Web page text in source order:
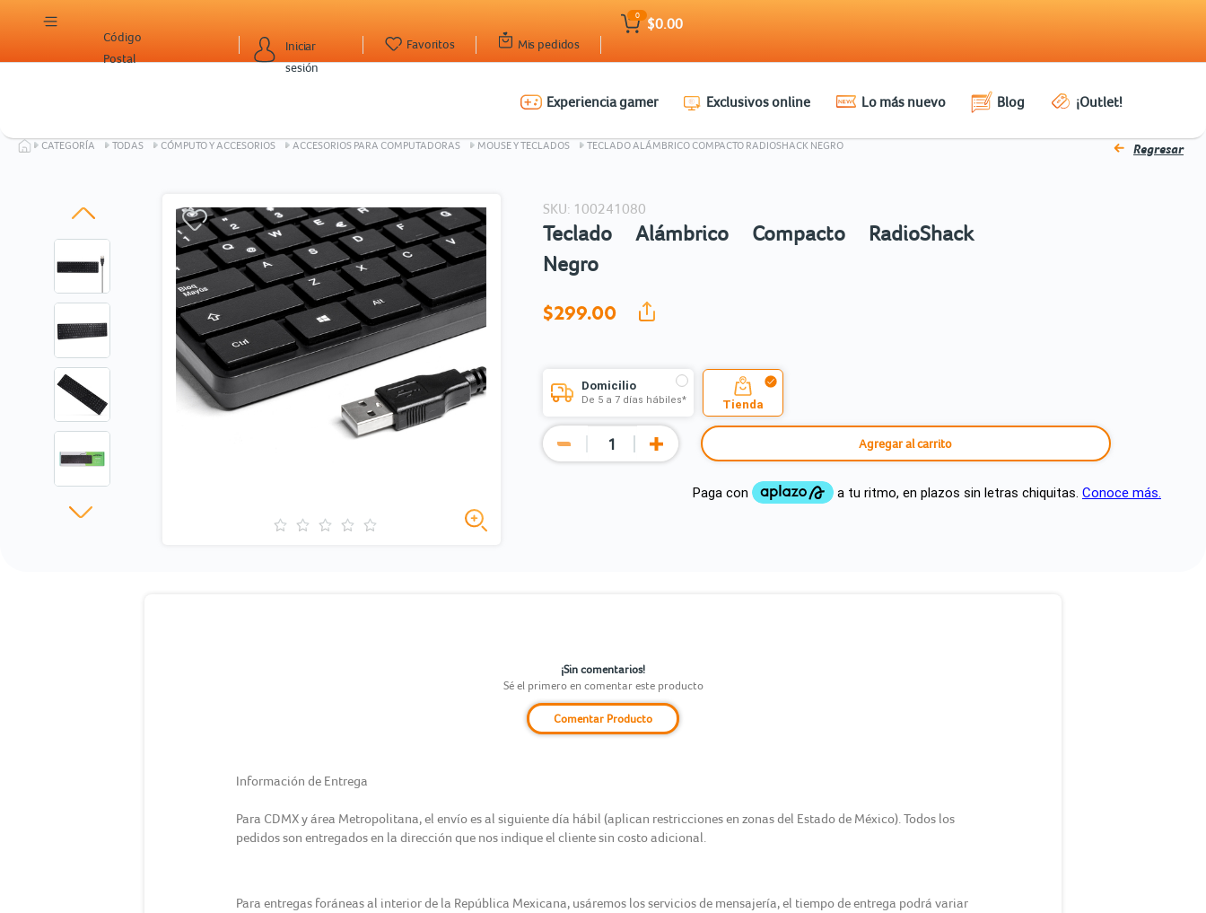
Iniciar
sesión
Código
Postal
Mis pedidos
Favoritos
0
$0.00
Experiencia gamer Exclusivos online Lo más nuevo Blog ¡Outlet!
CATEGORÍA TODAS CÓMPUTO Y ACCESORIOS ACCESORIOS PARA COMPUTADORAS MOUSE Y TECLADOS TECLADO ALÁMBRICO COMPACTO RADIOSHACK NEGRO Regresar
SKU: 100241080
Teclado Alámbrico Compacto RadioShack
Negro
$299.00
Domicilio
De 5 a 7 días hábiles* Tienda
Agregar al carrito
Ingresar Codigo Postal
¡Sin comentarios!
Sé el primero en comentar este producto
Comentar Producto
Información de Entrega
Para CDMX y área Metropolitana, el envío es al siguiente día hábil (aplican restricciones en zonas del Estado de México). Todos los
pedidos son entregados en la dirección que nos indique el cliente sin costo adicional.
Para entregas foráneas al interior de la República Mexicana, usáremos los servicios de mensajería, el tiempo de entrega podrá variar